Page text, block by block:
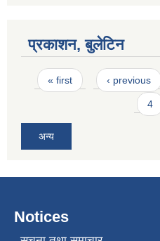
प्रकाशन, बुलेटिन
Pages
« first ‹ previous
4
अन्य
Notices